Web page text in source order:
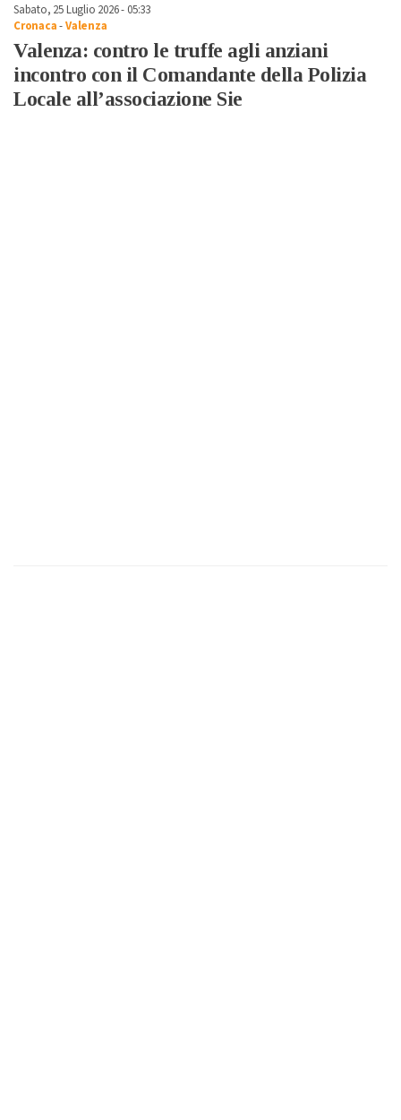
Sabato, 25 Luglio 2026 - 05:33
Cronaca-Valenza
Valenza: contro le truffe agli anziani
incontro con il Comandante della Polizia
Locale all’associazione Sie